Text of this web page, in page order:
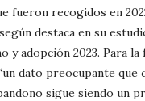
fueron recogidos en
destaca en su
y adopción 2023. Para la
dato preocupante que
sigue siendo un